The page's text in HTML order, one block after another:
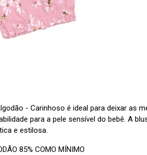
- Carinhoso é ideal para deixar
para a pele sensível do bebê. A
e estilosa.
85% COMO MÍNIMO